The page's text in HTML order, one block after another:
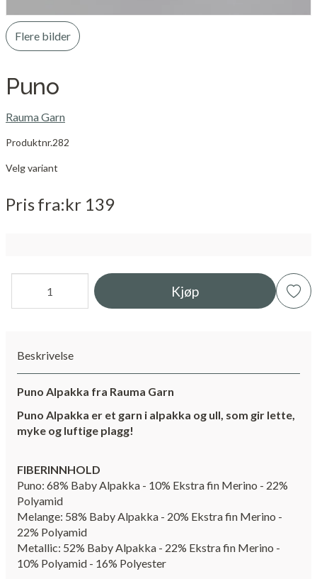
Flere bilder
Puno
Rauma Garn
Produktnr.282
Velg variant
Prisfra kr 139
Kjøp
Beskrivelse
Puno Alpakka fra Rauma Garn
Puno Alpakka er et garn i alpakka og ull, som gir lette,
myke og luftige plagg!
FIBERINNHOLD
Puno: 68% Baby Alpakka - 10% Ekstra fin Merino - 22%
Polyamid
Melange: 58% Baby Alpakka - 20% Ekstra fin Merino -
22% Polyamid
Metallic: 52% Baby Alpakka - 22% Ekstra fin Merino -
10% Polyamid - 16% Polyester